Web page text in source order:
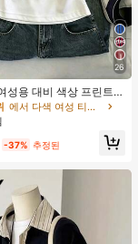
26
성용 대비 색상 프린트 V
팔 티셔츠
에서 다색 여성 티셔츠
-37% 추정된